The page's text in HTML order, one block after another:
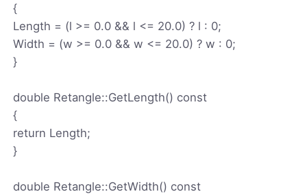
{
Length = (l >= 0.0 && l <= 20.0) ? l : 0;
Width = (w >= 0.0 && w <= 20.0) ? w : 0;
}
double Retangle::GetLength() const
{
return Length;
}
double Retangle::GetWidth() const